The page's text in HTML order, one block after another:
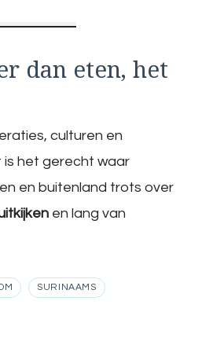
dan eten, het
culturen en
is het gerecht waar
en buitenland trots over
en lang van
SURINAAMS